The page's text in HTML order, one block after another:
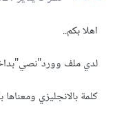
اهلا بكم..
لدي ملف
كلمة بالانجليزي